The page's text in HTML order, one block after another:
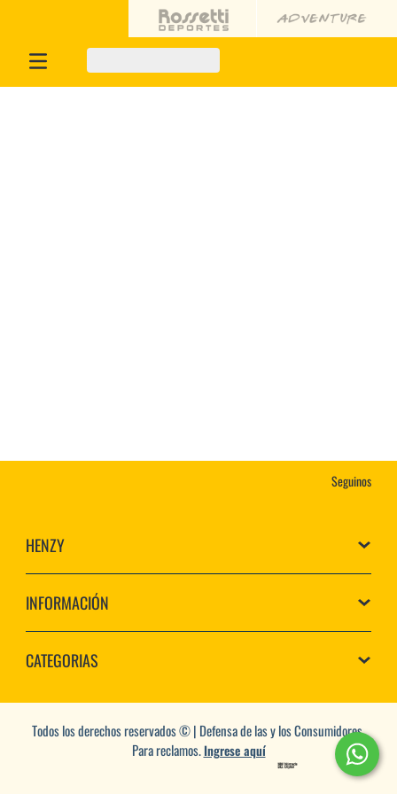
Seguinos
HENZY
INFORMACIÓN
CATEGORIAS
Todos los derechos reservados © | Defensa de las y los Consumidores.
Para reclamos.Ingrese aquí